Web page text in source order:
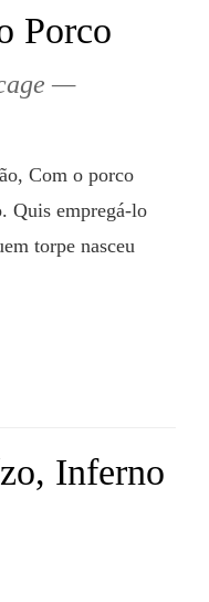
Porco
Quis empregá-lo
torpe nasceu
Inferno